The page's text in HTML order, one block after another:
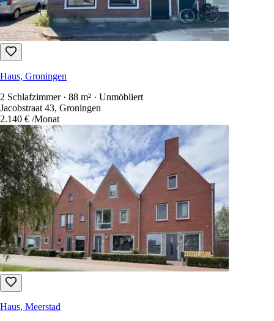
Haus, Groningen
2 Schlafzimmer · 88 m² · Unmöbliert
Jacobstraat 43, Groningen
2.140 € /Monat
Haus, Meerstad